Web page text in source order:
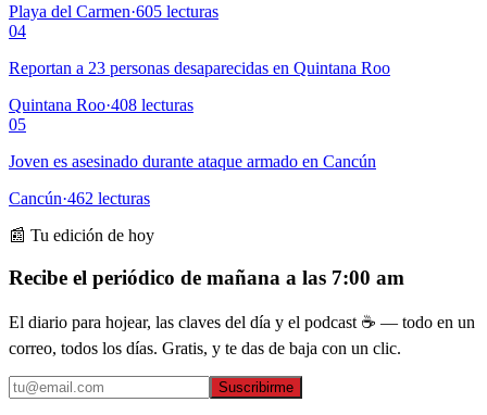
Playa del Carmen·605 lecturas
04
Reportan a 23 personas desaparecidas en Quintana Roo
Quintana Roo·408 lecturas
05
Joven es asesinado durante ataque armado en Cancún
Cancún·462 lecturas
📰 Tu edición de hoy
Recibe el periódico de mañana a las 7:00 am
El diario para hojear, las claves del día y el podcast ☕ — todo en un
correo, todos los días. Gratis, y te das de baja con un clic.
Suscribirme